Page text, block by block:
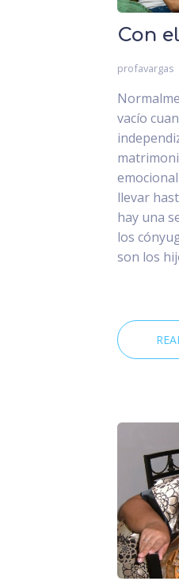
Con
profavargas
vacío
llevar
hay una
los
son los